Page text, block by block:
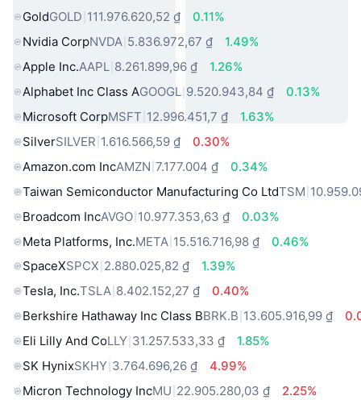
GoldGOLD 111.976.620,52 ₫
0.11%
Nvidia CorpNVDA 5.836.972,67 ₫
1.49%
Apple Inc.AAPL 8.261.899,96 ₫
1.26%
Alphabet Inc Class AGOOGL 9.520.943,84 ₫
0.13%
Microsoft CorpMSFT 12.996.451,7 ₫
1.63%
SilverSILVER 1.616.566,59 ₫
0.30%
Amazon.com IncAMZN 7.177.004 ₫
0.34%
Taiwan Semiconductor Manufacturing Co LtdTSM
Broadcom IncAVGO 10.977.353,63 ₫
0.03%
Meta Platforms, Inc.META 15.516.716,98 ₫
0.46%
SpaceXSPCX 2.880.025,82 ₫
1.39%
Tesla, Inc.TSLA 8.402.152,27 ₫
0.40%
Berkshire Hathaway Inc Class BBRK.B 13.605.916,99 ₫
Eli Lilly And CoLLY 31.257.533,33 ₫
1.85%
SK HynixSKHY 3.764.696,26 ₫
4.99%
Micron Technology IncMU 22.905.280,03 ₫
2.25%